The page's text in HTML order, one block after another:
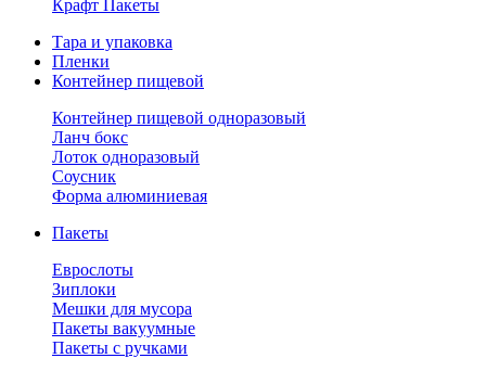
Крафт Пакеты
Тара и упаковка
Пленки
Контейнер пищевой
Контейнер пищевой одноразовый
Ланч бокс
Лоток одноразовый
Соусник
Форма алюминиевая
Пакеты
Еврослоты
Зиплоки
Мешки для мусора
Пакеты вакуумные
Пакеты с ручками